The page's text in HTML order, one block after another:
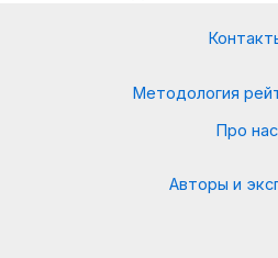
Методология
Про нас
Авторы и